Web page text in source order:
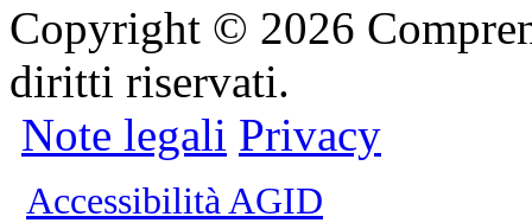
Copyright © 2026
diritti riservati.
Note legali Privacy
Accessibilità AGID